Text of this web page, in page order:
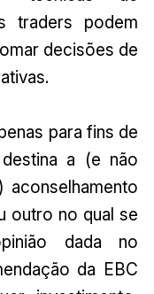
traders podem
decisões de
para fins de
a (e não
outro no qual se
dada no
da EBC